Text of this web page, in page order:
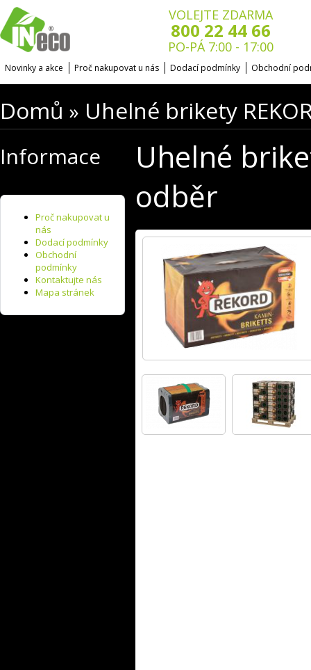
VOLEJTE ZDARMA
800 22 44 66
PO-PÁ 7:00 - 17:00
Novinky a akce Proč nakupovat u nás Dodací podmínky Obchodní
Domů » Uhelné brikety
Informace
Proč nakupovat u
nás
Dodací podmínky
Obchodní
podmínky
Kontaktujte nás
Mapa stránek
Uhelné
odběr